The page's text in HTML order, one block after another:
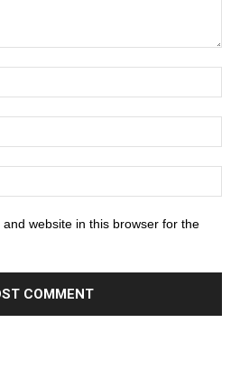
website in this browser for the